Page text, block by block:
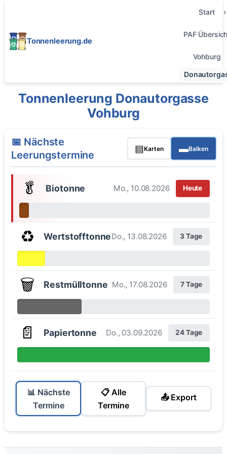
Tonnenleerung.de
Start
PAF
Vohburg
Tonnenleerung Donautorgasse
Vohburg
📅 Nächste
Leerungstermine
▤Karten ▬Balken
🥬 Biotonne Mo., 10.08.2026 Heute
♻️ WertstofftonneDo., 13.08.2026 3 Tage
🗑️ Restmülltonne Mo., 17.08.2026 7 Tage
📄 Papiertonne Do., 03.09.2026 24 Tage
📊 Nächste
Termine
📋 Alle
Termine
📤 Export